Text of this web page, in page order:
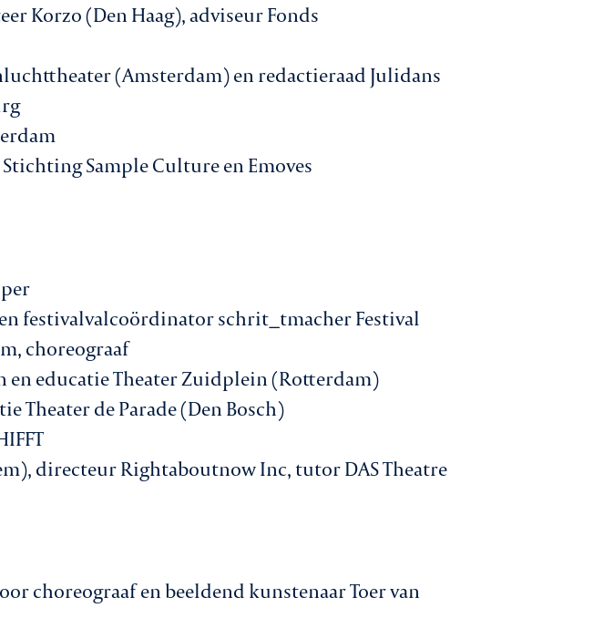
Korzo (Den Haag), adviseur Fonds
(Amsterdam) en redactieraad Julidans
Sample Culture en Emoves
festivalvalcoördinator schrit_tmacher Festival
choreograaf
en educatie Theater Zuidplein (Rotterdam)
Theater de Parade (Den Bosch)
directeur Rightaboutnow Inc, tutor DAS Theatre
choreograaf en beeldend kunstenaar Toer van